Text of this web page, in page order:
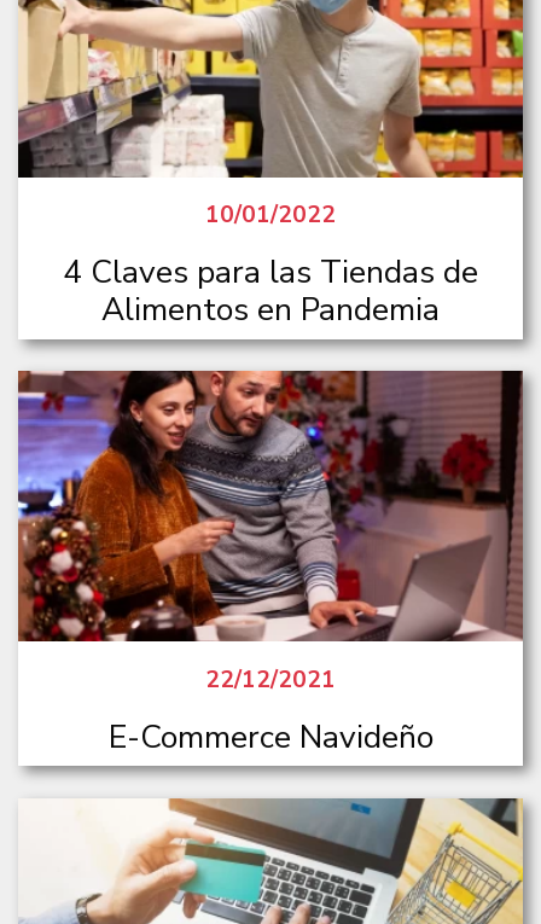
10/01/2022
4 Claves para las Tiendas de
Alimentos en Pandemia
22/12/2021
E-Commerce Navideño